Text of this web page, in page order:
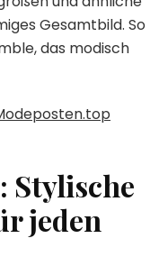
Gesamtbild. So
das modisch
Stylische
jeden